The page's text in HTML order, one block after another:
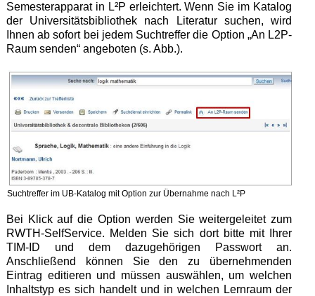
Semesterapparat in L²P erleichtert. Wenn Sie im Katalog
der Universitätsbibliothek nach Literatur suchen, wird
Ihnen ab sofort bei jedem Suchtreffer die Option „An L2P-
Raum senden“ angeboten (s. Abb.).
Suchtreffer im UB-Katalog mit Option zur Übernahme nach L²P
Bei Klick auf die Option werden Sie weitergeleitet zum
RWTH-SelfService. Melden Sie sich dort bitte mit Ihrer
TIM-ID und dem dazugehörigen Passwort an.
Anschließend können Sie den zu übernehmenden
Eintrag editieren und müssen auswählen, um welchen
Inhaltstyp es sich handelt und in welchen Lernraum der